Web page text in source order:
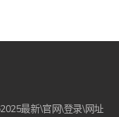
最新\官网\登录\网址